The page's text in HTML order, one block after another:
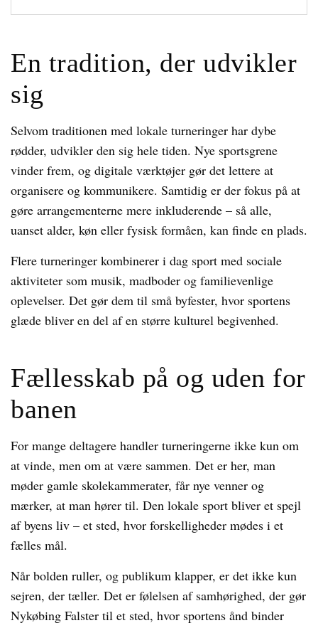
En tradition, der udvikler
sig
Selvom traditionen med lokale turneringer har dybe
rødder, udvikler den sig hele tiden. Nye sportsgrene
vinder frem, og digitale værktøjer gør det lettere at
organisere og kommunikere. Samtidig er der fokus på at
gøre arrangementerne mere inkluderende – så alle,
uanset alder, køn eller fysisk formåen, kan finde en plads.
Flere turneringer kombinerer i dag sport med sociale
aktiviteter som musik, madboder og familievenlige
oplevelser. Det gør dem til små byfester, hvor sportens
glæde bliver en del af en større kulturel begivenhed.
Fællesskab på og uden for
banen
For mange deltagere handler turneringerne ikke kun om
at vinde, men om at være sammen. Det er her, man
møder gamle skolekammerater, får nye venner og
mærker, at man hører til. Den lokale sport bliver et spejl
af byens liv – et sted, hvor forskelligheder mødes i et
fælles mål.
Når bolden ruller, og publikum klapper, er det ikke kun
sejren, der tæller. Det er følelsen af samhørighed, der gør
Nykøbing Falster til et sted, hvor sportens ånd binder